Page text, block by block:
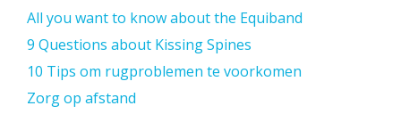
All you want to know about the Equiband
9 Questions about Kissing Spines
10 Tips om rugproblemen te voorkomen
Zorg op afstand